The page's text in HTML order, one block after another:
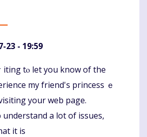
23 - 19:59
iting tⲟ let you know of the
my friend's princess ｅ
your web page.
underѕtand a lot of issues,
it is